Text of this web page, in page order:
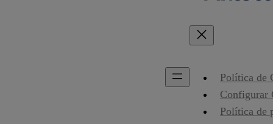
Política de
Configurar
Política de